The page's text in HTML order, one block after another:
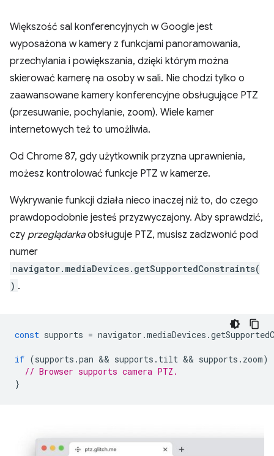
Większość sal konferencyjnych w Google jest
wyposażona w kamery z funkcjami panoramowania,
przechylania i powiększania, dzięki którym można
skierować kamerę na osoby w sali. Nie chodzi tylko o
zaawansowane kamery konferencyjne obsługujące PTZ
(przesuwanie, pochylanie, zoom). Wiele kamer
internetowych też to umożliwia.
Od Chrome 87, gdy użytkownik przyzna uprawnienia,
możesz kontrolować funkcje PTZ w kamerze.
Wykrywanie funkcji działa nieco inaczej niż to, do czego
prawdopodobnie jesteś przyzwyczajony. Aby sprawdzić,
czy przeglądarkaobsługuje PTZ, musisz zadzwonić pod
numer
navigator.mediaDevices.getSupportedConstraints(
) .
const supports = navigator .mediaDevices .
if (supports .pan && supports . tilt && supports . zoom)
// Browser supports camera PTZ.
}